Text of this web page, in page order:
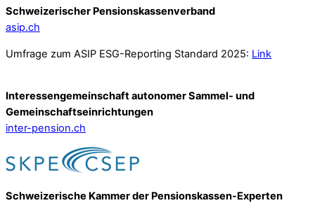
Schweizerischer Pensionskassenverband
asip.ch
Umfrage zum ASIP ESG-Reporting Standard 2025: Link
Interessengemeinschaft autonomer Sammel- und
Gemeinschafts­einrichtungen
inter-pension.ch
Schweizerische Kammer der Pensionskassen-Experten